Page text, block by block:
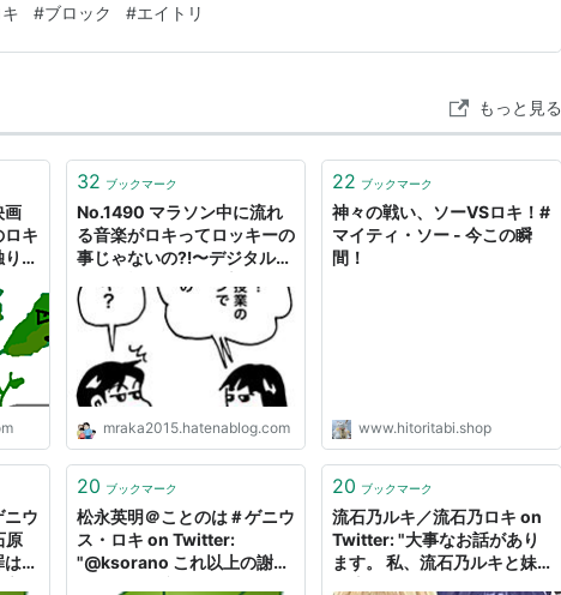
髪、グングニル、スキーズブラズニルという三つの宝物を、名工イ
子たちに作らせることに成功したロキは、す…
#ブロック #エイトリ
もっと見る
画
ロキ
立
メ
32 ブックマーク
No.1490 マラソン中に流れ
る音楽がロキってロッキーの
事じゃないの⁈〜デジタル画
そく力な日常
mraka2015.hatenablog.com
22 ブックマーク
神々の戦い、ソーVSロキ！#
マイティ・ソー - 今この瞬
間！
www.hitoritabi.shop
ニウ
原
な
20 ブックマーク
松永英明＠ことのは＃ゲニウ
ス・ロキ on Twitter:
"@ksorano これ以上の謝罪
20 ブックマーク
流石乃ルキ／流石乃ロキ on
Twitter: "大事なお話があり
ます。 私、流石乃ルキと妹